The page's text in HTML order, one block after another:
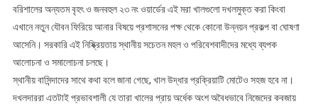
বরিশালের অন্যতম বৃহৎ ও জনবহুল ২৩ নং ওয়ার্ডের এই মরা খালগুলো দখলমুক্ত করা কিংবা
এখানে নতুন যৌবন ফিরিয়ে আনার বিষয়ে প্রশাসনের পক্ষ থেকে কোনো উন্নয়ন প্রকল্প বা ঘোষণা
আসেনি। সরকারি এই নিষ্ক্রিয়তায় স্থানীয় সচেতন মহল ও পরিবেশবাদীদের মধ্যে ব্যপক
আলোচনা ও সমালোচনা চলছে।
স্থানীয় বাসিন্দাদের সাথে কথা বলে জানা গেছে, খাল উদ্ধার প্রক্রিয়াটি মোটেও সহজ হবে না।
দখলদাররা এতটাই প্রভাবশালী যে তারা খালের প্রায় অর্ধেক অংশ অবৈধভাবে নিজেদের কবজায়